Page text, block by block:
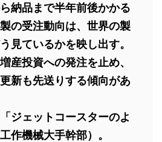
納品まで半年前後かかる
の受注動向は、世界の製
見ているかを映し出す。
産投資への発注を止め、
新も先送りする傾向があ
ジェットコースターのよ
作機械大手幹部）。